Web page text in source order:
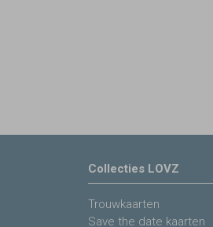
Collecties LOVZ
Trouwkaarten
Save the date kaarten